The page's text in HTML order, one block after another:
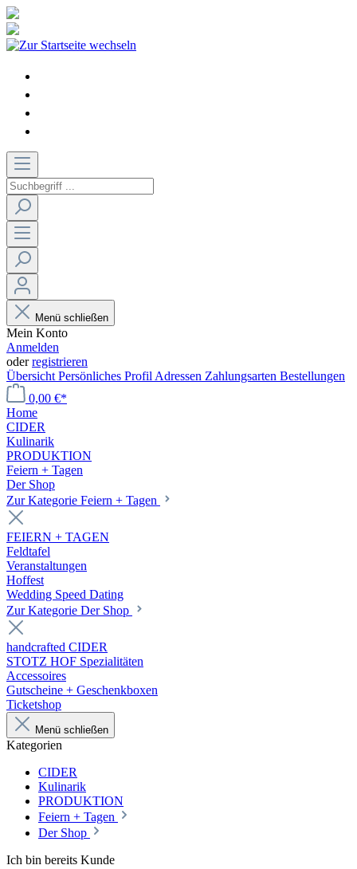
Menü schließen
Mein Konto
Anmelden
oderregistrieren
Übersicht Persönliches Profil Adressen Zahlungsarten Bestellungen
0,00 €*
Home
CIDER
Kulinarik
PRODUKTION
Feiern + Tagen
Der Shop
Zur Kategorie Feiern + Tagen
FEIERN + TAGEN
Feldtafel
Veranstaltungen
Hoffest
Wedding Speed Dating
Zur Kategorie Der Shop
handcrafted CIDER
STOTZ HOF Spezialitäten
Accessoires
Gutscheine + Geschenkboxen
Ticketshop
Menü schließen
Kategorien
CIDER
Kulinarik
PRODUKTION
Feiern + Tagen
Der Shop
Ich bin bereits Kunde